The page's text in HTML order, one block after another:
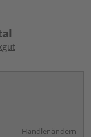
Händler ändern